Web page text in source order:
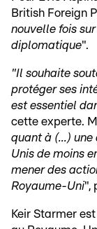
British Foreign
nouvelle fois
diplomatique".
"Il souhaite
protéger ses
est essentiel
cette experte.
quant à (...)
Unis de moins
mener des
Royaume-Uni",
Keir Starmer